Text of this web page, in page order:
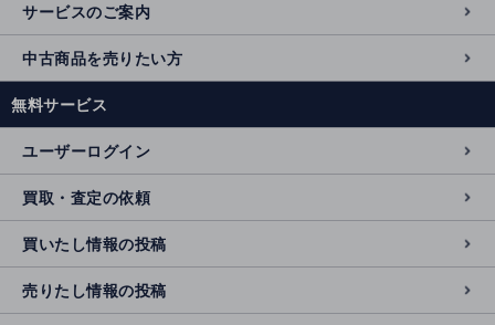
サービスのご案内
中古商品を売りたい方
無料サービス
ユーザーログイン
買取・査定の依頼
買いたし情報の投稿
売りたし情報の投稿